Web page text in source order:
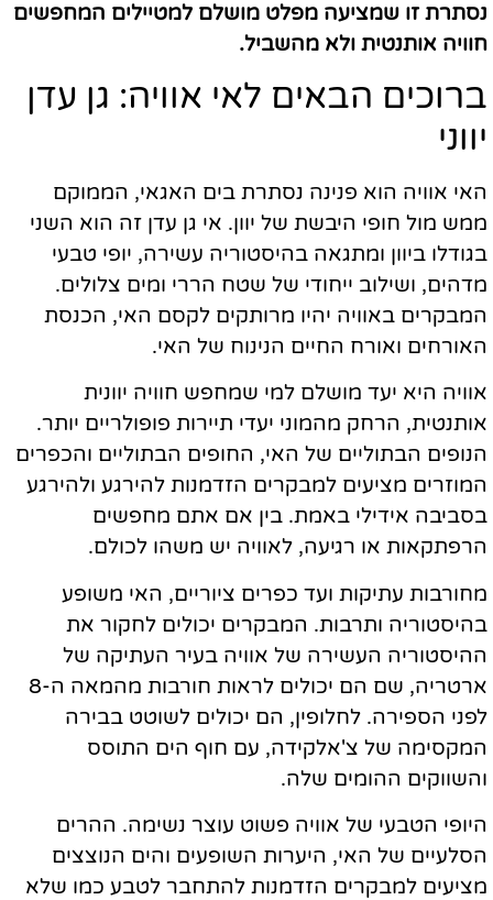
נסתרת זו שמציעה מפלט מושלם למטיילים המחפשים
חוויה אותנטית ולא מהשביל.
ברוכים הבאים לאי אוויה: גן עדן
יווני
האי אוויה הוא פנינה נסתרת בים האגאי, הממוקם
ממש מול חופי היבשת של יוון. אי גן עדן זה הוא השני
בגודלו ביוון ומתגאה בהיסטוריה עשירה, יופי טבעי
מדהים, ושילוב ייחודי של שטח הררי ומים צלולים.
המבקרים באוויה יהיו מרותקים לקסם האי, הכנסת
האורחים ואורח החיים הנינוח של האי.
אוויה היא יעד מושלם למי שמחפש חוויה יוונית
אותנטית, הרחק מהמוני יעדי תיירות פופולריים יותר.
הנופים הבתוליים של האי, החופים הבתוליים והכפרים
המוזרים מציעים למבקרים הזדמנות להירגע ולהירגע
בסביבה אידילי באמת. בין אם אתם מחפשים
הרפתקאות או רגיעה, לאוויה יש משהו לכולם.
מחורבות עתיקות ועד כפרים ציוריים, האי משופע
בהיסטוריה ותרבות. המבקרים יכולים לחקור את
ההיסטוריה העשירה של אוויה בעיר העתיקה של
ארטריה, שם הם יכולים לראות חורבות מהמאה ה-8
לפני הספירה. לחלופין, הם יכולים לשוטט בבירה
המקסימה של צ'אלקידה, עם חוף הים התוסס
והשווקים ההומים שלה.
היופי הטבעי של אוויה פשוט עוצר נשימה. ההרים
הסלעיים של האי, היערות השופעים והים הנוצצים
מציעים למבקרים הזדמנות להתחבר לטבע כמו שלא